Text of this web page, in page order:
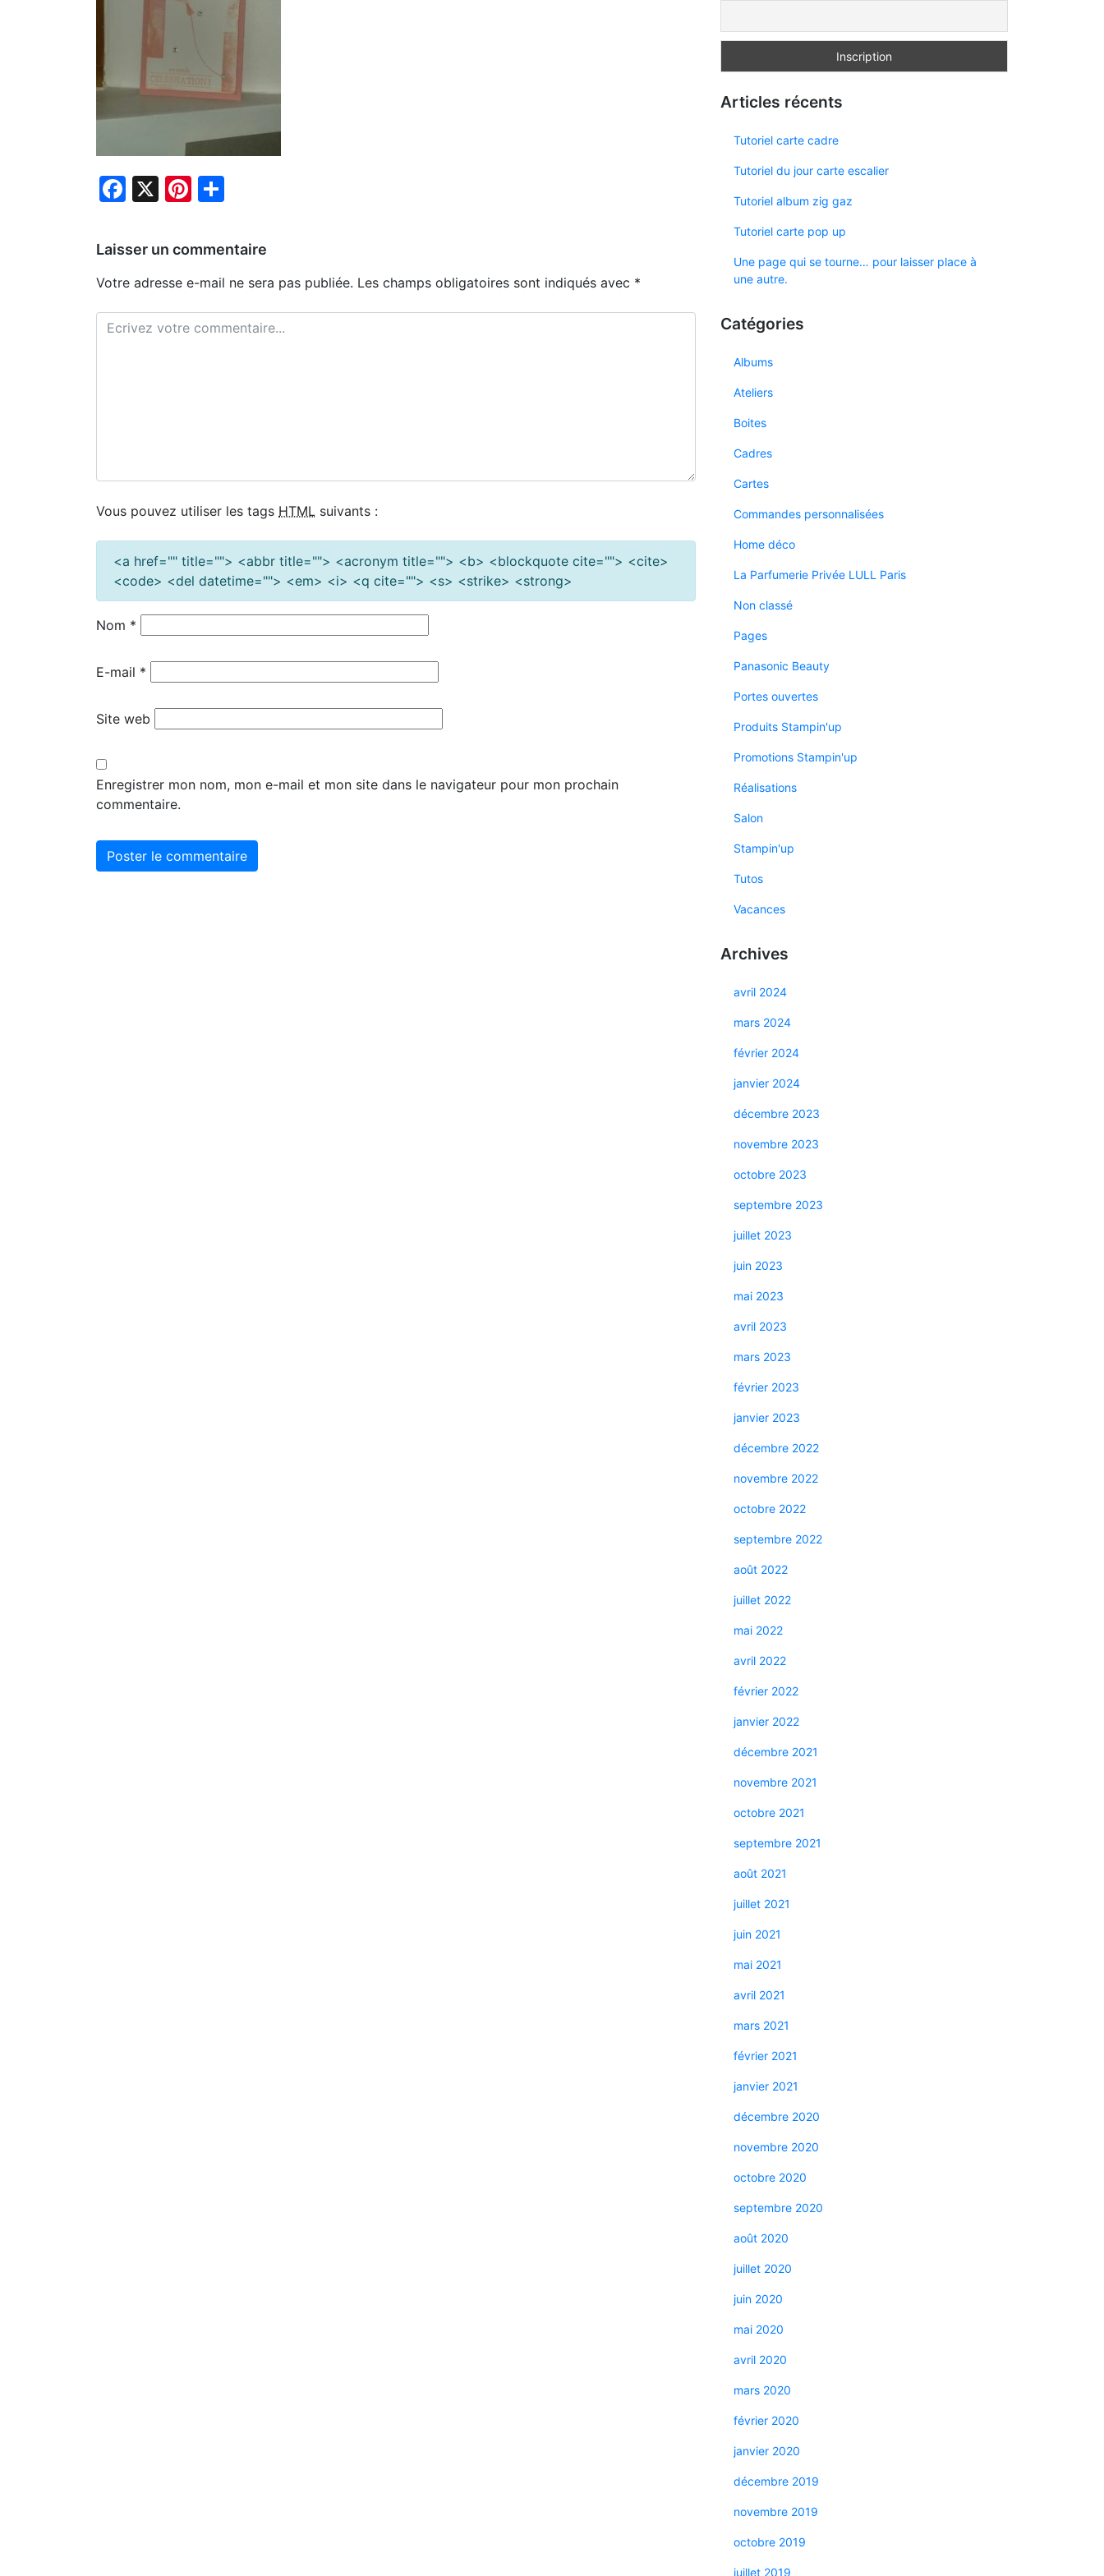
Facebook
X Pinterest
Laisser un commentaire
Votre adresse e-mail ne sera pas publiée. Les champs obligatoires sont indiqués avec *
Vous pouvez utiliser les tags HTML suivants :
<a href="" title=""> <abbr title=""> <acronym title=""> <b> <blockquote cite=""> <cite>
<code> <del datetime=""> <em> <i> <q cite=""> <s> <strike> <strong>
Nom *
E-mail *
Site web
Enregistrer mon nom, mon e-mail et mon site dans le navigateur pour mon prochain
commentaire.
Articles récents
Tutoriel carte cadre
Tutoriel du jour carte escalier
Tutoriel album zig gaz
Tutoriel carte pop up
Une page qui se tourne… pour laisser place à
une autre.
Catégories
Albums
Ateliers
Boites
Cadres
Cartes
Commandes personnalisées
Home déco
La Parfumerie Privée LULL Paris
Non classé
Pages
Panasonic Beauty
Portes ouvertes
Produits Stampin'up
Promotions Stampin'up
Réalisations
Salon
Stampin'up
Tutos
Vacances
Archives
avril 2024
mars 2024
février 2024
janvier 2024
décembre 2023
novembre 2023
octobre 2023
septembre 2023
juillet 2023
juin 2023
mai 2023
avril 2023
mars 2023
février 2023
janvier 2023
décembre 2022
novembre 2022
octobre 2022
septembre 2022
août 2022
juillet 2022
mai 2022
avril 2022
février 2022
janvier 2022
décembre 2021
novembre 2021
octobre 2021
septembre 2021
août 2021
juillet 2021
juin 2021
mai 2021
avril 2021
mars 2021
février 2021
janvier 2021
décembre 2020
novembre 2020
octobre 2020
septembre 2020
août 2020
juillet 2020
juin 2020
mai 2020
avril 2020
mars 2020
février 2020
janvier 2020
décembre 2019
novembre 2019
octobre 2019
juillet 2019